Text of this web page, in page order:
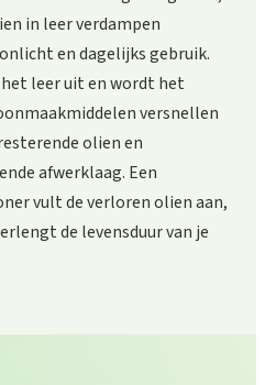
in leer verdampen
en dagelijks gebruik.
leer uit en wordt het
versnellen
olien en
afwerklaag. Een
vult de verloren olien aan,
de levensduur van je